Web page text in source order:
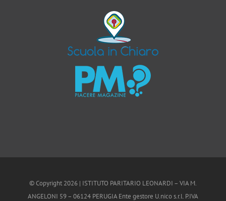
© Copyright 2026 | ISTITUTO PARITARIO LEONARDI – VIA M.
ANGELONI 59 – 06124 PERUGIA Ente gestore U.nico s.r.l. P.IVA